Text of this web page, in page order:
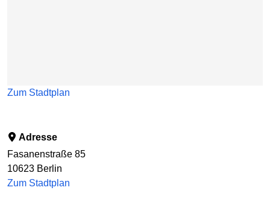
Zum Stadtplan
Adresse
Fasanenstraße 85
10623 Berlin
Zum Stadtplan